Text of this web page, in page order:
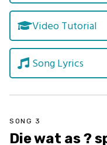
Video Tutorial
Song Lyrics
SONG 3
Die wat as ?